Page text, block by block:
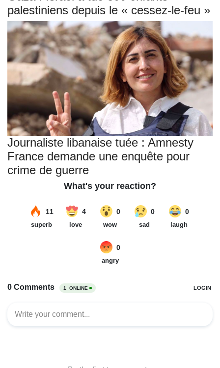
palestiniens depuis le « cessez-le-feu »
Journaliste libanaise tuée : Amnesty
France demande une enquête pour
crime de guerre